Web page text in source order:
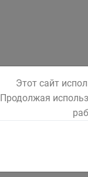
Этот сайт
Продолжая